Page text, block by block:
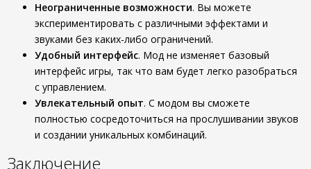
Неограниченные возможности. Вы можете
экспериментировать с различными эффектами и
звуками без каких-либо ограничений.
Удобный интерфейс. Мод не изменяет базовый
интерфейс игры, так что вам будет легко разобраться
с управлением.
Увлекательный опыт. С модом вы сможете
полностью сосредоточиться на прослушивании звуков
и создании уникальных комбинаций.
Заключение